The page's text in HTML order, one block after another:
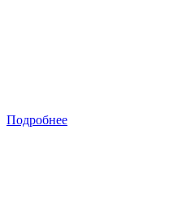
Подробнее